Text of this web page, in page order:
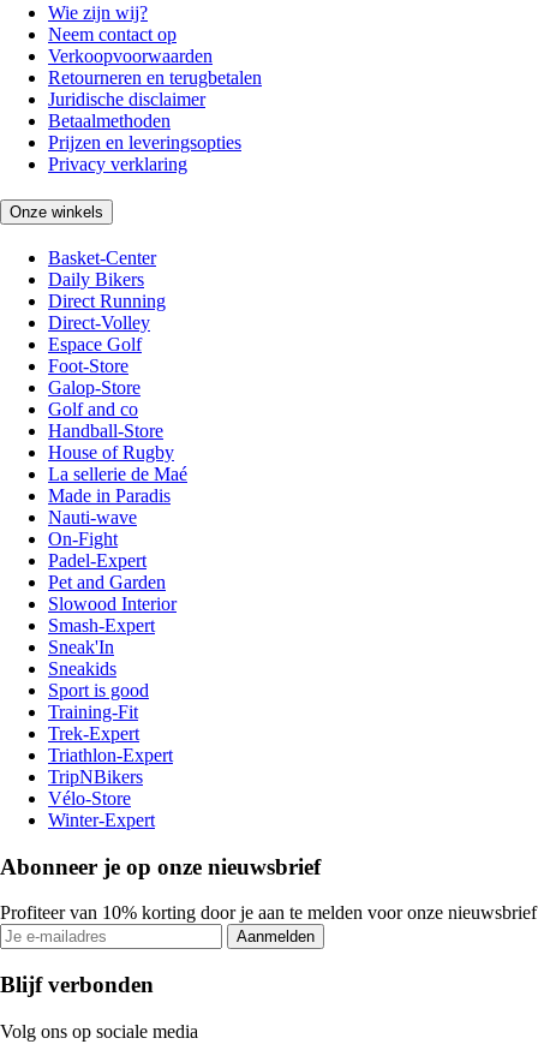
Wie zijn wij?
Neem contact op
Verkoopvoorwaarden
Retourneren en terugbetalen
Juridische disclaimer
Betaalmethoden
Prijzen en leveringsopties
Privacy verklaring
Onze winkels
Basket-Center
Daily Bikers
Direct Running
Direct-Volley
Espace Golf
Foot-Store
Galop-Store
Golf and co
Handball-Store
House of Rugby
La sellerie de Maé
Made in Paradis
Nauti-wave
On-Fight
Padel-Expert
Pet and Garden
Slowood Interior
Smash-Expert
Sneak'In
Sneakids
Sport is good
Training-Fit
Trek-Expert
Triathlon-Expert
TripNBikers
Vélo-Store
Winter-Expert
Abonneer je op onze nieuwsbrief
Profiteer van 10% korting door je aan te melden voor onze nieuwsbrief
Aanmelden
Blijf verbonden
Volg ons op sociale media